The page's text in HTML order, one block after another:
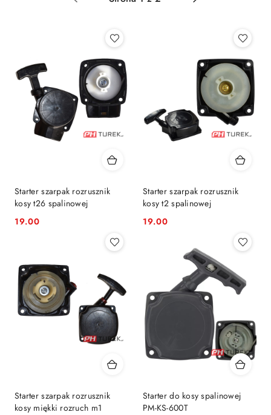
Starter szarpak rozrusznik
kosy t26 spalinowej
Cena:
19.00
Starter szarpak rozrusznik
kosy t2 spalinowej
Cena:
19.00
Starter szarpak rozrusznik
kosy miękki rozruch m1
Starter do kosy spalinowej
PM-KS-600T